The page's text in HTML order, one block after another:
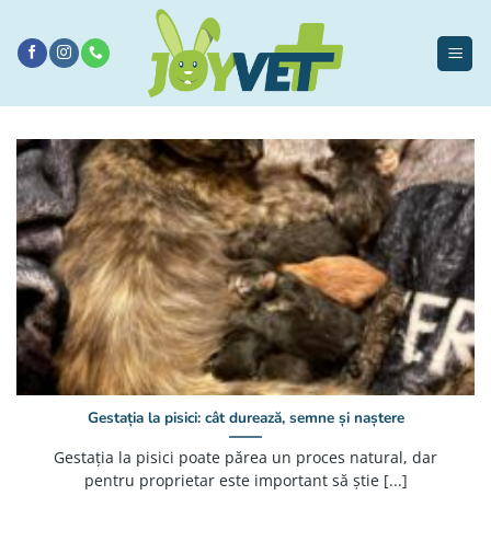
conținut
Gestația la pisici: cât durează, semne și naștere
Gestația la pisici poate părea un proces natural, dar
pentru proprietar este important să știe [...]